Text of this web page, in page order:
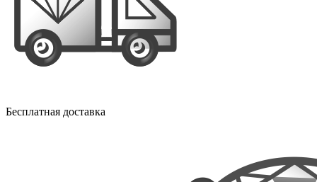
Бесплатная доставка